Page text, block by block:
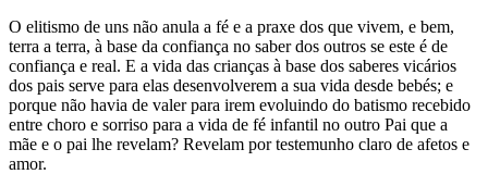
O elitismo de uns não anula a fé e a praxe dos que vivem, e bem,
terra a terra, à base da confiança no saber dos outros se este é de
confiança e real. E a vida das crianças à base dos saberes vicários
dos pais serve para elas desenvolverem a sua vida desde bebés; e
porque não havia de valer para irem evoluindo do batismo recebido
entre choro e sorriso para a vida de fé infantil no outro Pai que a
mãe e o pai lhe revelam? Revelam por testemunho claro de afetos e
amor.